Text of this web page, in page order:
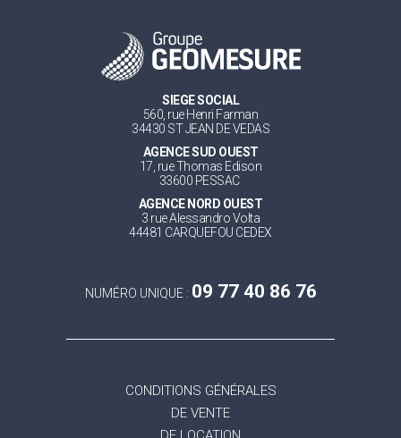
SIEGE SOCIAL
560, rue Henri Farman
34430 ST JEAN DE VEDAS
AGENCE SUD OUEST
17, rue Thomas Edison
33600 PESSAC
AGENCE NORD OUEST
3 rue Alessandro Volta
44481 CARQUEFOU CEDEX
NUMÉRO UNIQUE : 09 77 40 86 76
CONDITIONS GÉNÉRALES
DE VENTE